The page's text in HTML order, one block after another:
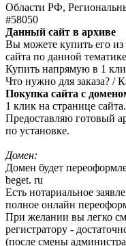
Области РФ,
#58050
Данный сайт в архиве
Вы можете купить его из
сайта по данной
Купить напрямую в 1
Что нужно для заказа? /
Покупка сайта с
1 клик на странице сайта.
Предоставляю готовый
по установке.
Домен:
Домен будет
beget. ru
Есть нотариальное
полное онлайн
При желании вы легко
регистратору -
(после смены